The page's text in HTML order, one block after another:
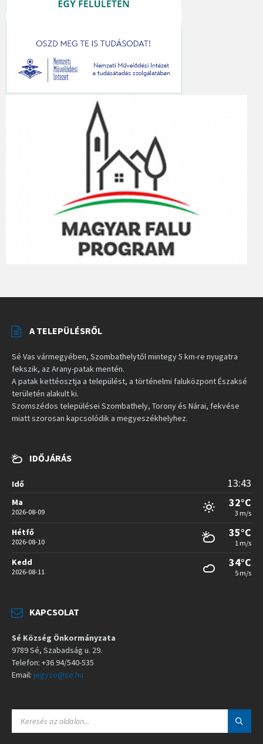
A TELEPÜLÉSRŐL
Sé Vas vármegyében, Szombathelytől mintegy 5 km-re nyugatra
fekszik, az Arany-patak mentén.
A patak kettéosztja a települést, a történelmi faluközpont Északsé
területén alakult ki.
Szomszédos települései Szombathely, Torony és Nárai, fekvése
miatt szorosan kapcsolódik a megyeszékhelyhez.
IDŐJÁRÁS
Idő 13:43
Ma
2026-08-09
32°C
3 m/s
Hétfő
2026-08-10
35°C
1 m/s
Kedd
2026-08-11
34°C
5 m/s
KAPCSOLAT
Sé Község Önkormányzata
9789 Sé, Szabadság u. 29.
Telefon: +36 94/540-535
Email: jegyzo@se.hu
A